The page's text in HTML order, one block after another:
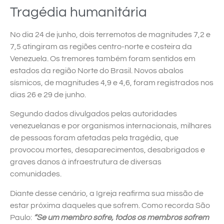
Tragédia humanitária
No dia 24 de junho, dois terremotos de magnitudes 7,2 e
7,5 atingiram as regiões centro-norte e costeira da
Venezuela. Os tremores também foram sentidos em
estados da região Norte do Brasil. Novos abalos
sísmicos, de magnitudes 4,9 e 4,6, foram registrados nos
dias 26 e 29 de junho.
Segundo dados divulgados pelas autoridades
venezuelanas e por organismos internacionais, milhares
de pessoas foram afetadas pela tragédia, que
provocou mortes, desaparecimentos, desabrigados e
graves danos à infraestrutura de diversas
comunidades.
Diante desse cenário, a Igreja reafirma sua missão de
estar próxima daqueles que sofrem. Como recorda São
Paulo: “Se um membro sofre, todos os membros sofrem